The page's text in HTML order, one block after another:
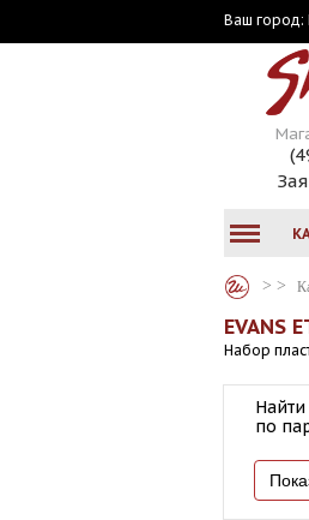
Ваш город:
EVANS
Набор
по